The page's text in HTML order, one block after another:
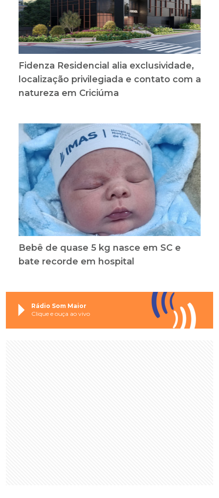
Fidenza Residencial alia exclusividade,
localização privilegiada e contato com a
natureza em Criciúma
Bebê de quase 5 kg nasce em SC e
bate recorde em hospital
Rádio Som Maior
Clique e ouça ao vivo